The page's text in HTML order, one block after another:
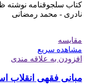
کتاب سلجوقنامه نوشته
نادری - محمد رمضانی
مقایسه
مشاهده سریع
افزودن به علاقه مندی
مبانی فقهی انقلاب